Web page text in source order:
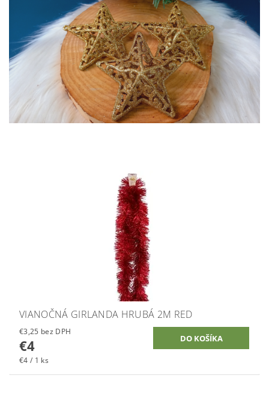
VIANOČNÁ GIRLANDA HRUBÁ 2M RED
€3,25 bez DPH
€4
€4 / 1 ks